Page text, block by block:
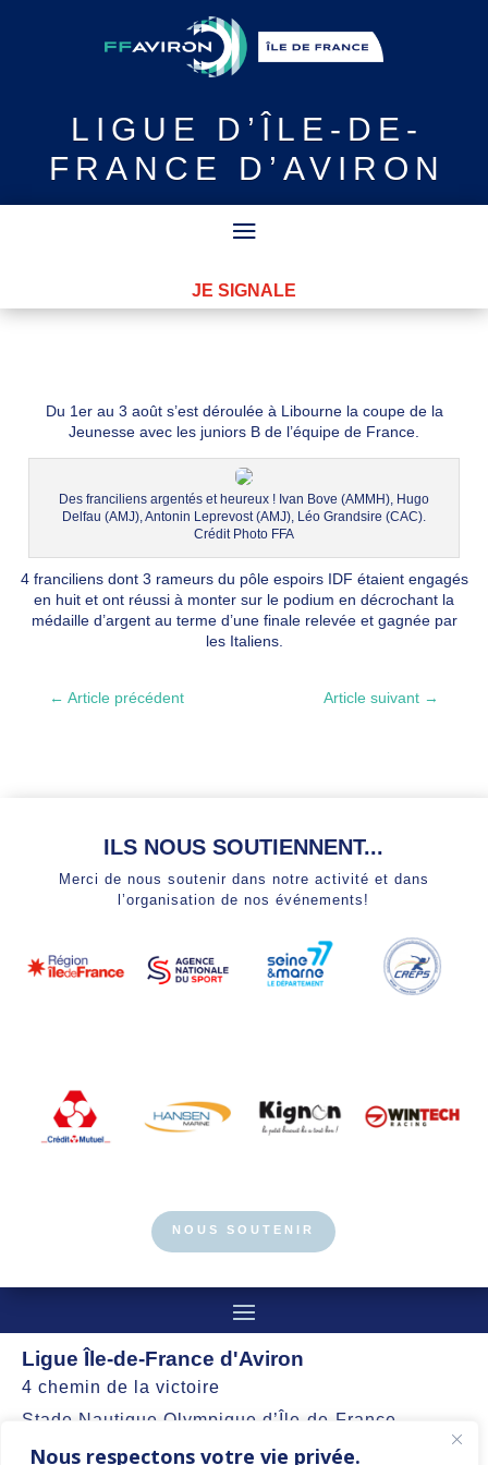
Nous respectons votre vie privée.
LIGUE
D’ÎLE-DE-
FRANCE D’AVIRON
JE SIGNALE
Du 1er au 3 août s’est déroulée à Libourne la coupe de la
Jeunesse avec les juniors B de l’équipe de France.
Des franciliens argentés et heureux ! Ivan Bove (AMMH), Hugo
Delfau (AMJ), Antonin Leprevost (AMJ), Léo Grandsire (CAC).
Crédit Photo FFA
4 franciliens dont 3 rameurs du pôle espoirs IDF étaient engagés
en huit et ont réussi à monter sur le podium en décrochant la
médaille d’argent au terme d’une finale relevée et gagnée par
les Italiens.
← Article précédent Article suivant →
ILS NOUS SOUTIENNENT...
Merci de nous soutenir dans notre activité et dans
l’organisation de nos événements!
NOUS SOUTENIR
Ligue Île-de-France d'Aviron
4 chemin de la victoire
Stade Nautique Olympique d’Île-de-France
77360 Vaires-sur-Marne